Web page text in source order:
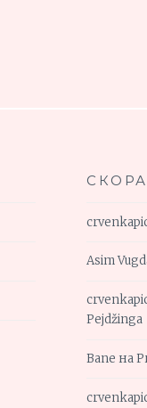
Asim
Pejdžinga
Bane на